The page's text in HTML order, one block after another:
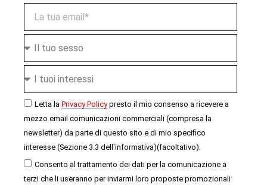
Letta la Privacy Policypresto il mio consenso a ricevere a
mezzo email comunicazioni commerciali (compresa la
newsletter) da parte di questo sito e di mio specifico
interesse (Sezione 3.3 dell'informativa)(facoltativo).
Consento al trattamento dei dati per la comunicazione a
terzi che li useranno per inviarmi loro proposte promozionali